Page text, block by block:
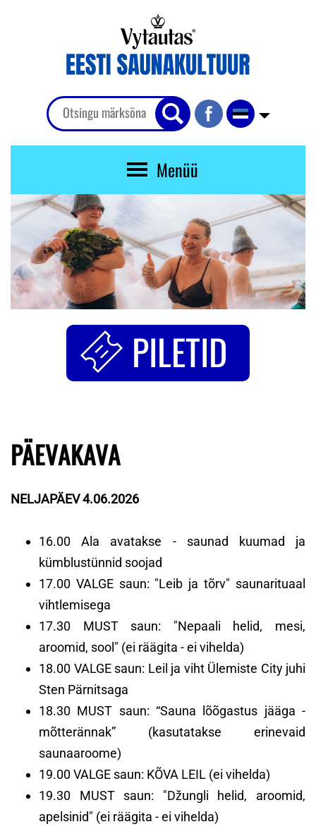
Menüü
PILETID
PÄEVAKAVA
NELJAPÄEV 4.06.2026
16.00 Ala avatakse - saunad kuumad ja
kümblustünnid soojad
17.00 VALGE saun: "Leib ja tõrv" saunarituaal
vihtlemisega
17.30 MUST saun: "Nepaali helid, mesi,
aroomid, sool" (ei räägita - ei vihelda)
18.00 VALGE saun: Leil ja viht Ülemiste City juhi
Sten Pärnitsaga
18.30 MUST saun: “Sauna lõõgastus jääga -
mõtterännak” (kasutatakse erinevaid
saunaaroome)
19.00 VALGE saun: KÕVA LEIL (ei vihelda)
19.30 MUST saun: "Džungli helid, aroomid,
apelsinid" (ei räägita - ei vihelda)